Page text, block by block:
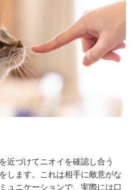
近づけてニオイを確認し合う
します。これは相手に敵意がな
ュニケーションで、実際には口